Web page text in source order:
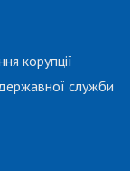
корупції
служби